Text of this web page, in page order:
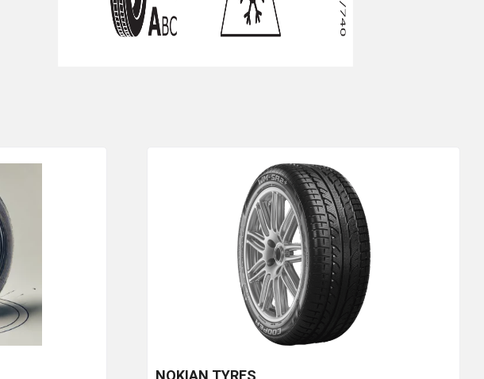
NOKIAN TYRES